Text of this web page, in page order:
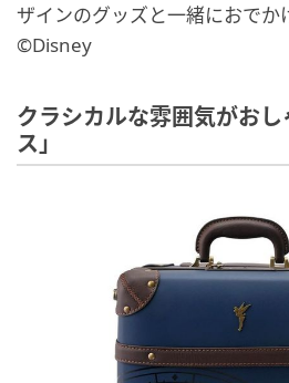
ザインのグッズと一緒におでか
©Disney
クラシカルな雰囲気がお
ス」